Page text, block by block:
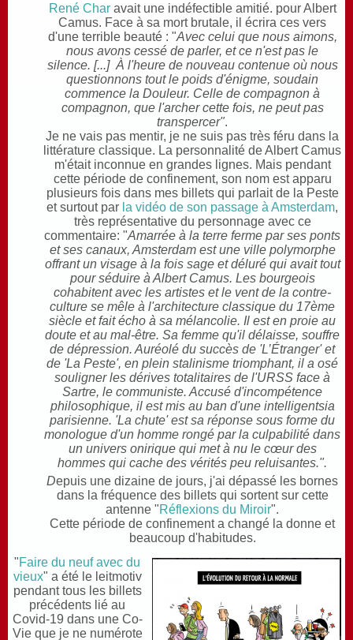
René Charavait une indéfectible amitié. pour Albert
Camus. Face à sa mort brutale, il écrira ces vers
d'une terrible beauté : "Avec celui que nous aimons,
nous avons cessé de parler, et ce n'est pas le
silence. [...] À l'heure de nouveau contenue où nous
questionnons tout le poids d'énigme, soudain
commence la Douleur. Celle de compagnon à
compagnon, que l'archer cette fois, ne peut pas
transpercer".
Je ne vais pas mentir, je ne suis pas très féru dans la
littérature classique. La personnalité de Albert Camus
m'était inconnue en grandes lignes. Mais pendant
cette période de confinement, son nom est apparu
plusieurs fois dans mes billets qui parlait de la Peste
et surtout par la vidéo de son passage à Amsterdam,
très représentative du personnage avec ce
commentaire: "Amarrée à la terre ferme par ses ponts
et ses canaux, Amsterdam est une ville polymorphe
offrant un visage à la fois sage et déluré qui avait tout
pour séduire à Albert Camus. Les bourgeois
cohabitent avec les artistes et le vent de la contre-
culture se mêle à l'architecture classique du 17ème
siècle et fait écho à sa mélancolie. Il est en proie au
doute et au mal-être. Sa femme qu'il délaisse, souffre
de dépression. Auréolé du succès de 'L’Étranger' et
de 'La Peste', en plein stalinisme triomphant, il a osé
souligner les dérives totalitaires de l'URSS face à
Sartre, le communiste. Accusé d'incompétence
philosophique, il est mis au ban d'une intelligentsia
parisienne. 'La chute' est sa réponse sous forme du
monologue d'un homme rongé par la culpabilité dans
un univers onirique qui met à nu le cœur des
hommes qui cache des vérités peu reluisantes.".
Depuis une dizaine de jours, j'ai dépassé les bornes
dans la fréquence des billets qui sortent sur cette
antenne "Réflexions du Miroir".
Cette période de confinement a changé la donne et
beaucoup d'habitudes.
"Faire du neuf avec du
vieux" a été le leitmotiv
pendant tous les billets
précédents lié au
Covid-19 dans une Co-
Vie que je ne numérote